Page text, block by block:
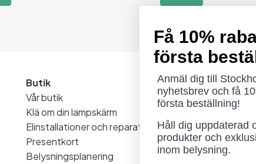
Butik
Vår butik
Klä om din lampskärm
Elinstallationer och reparationer
Presentkort
Belysningsplanering
Fredag
Lördag
Få 10%
första
Anmäl dig till
nyhetsbrev och få
första beställning!
Håll dig uppdaterad
produkter och
inom belysning.